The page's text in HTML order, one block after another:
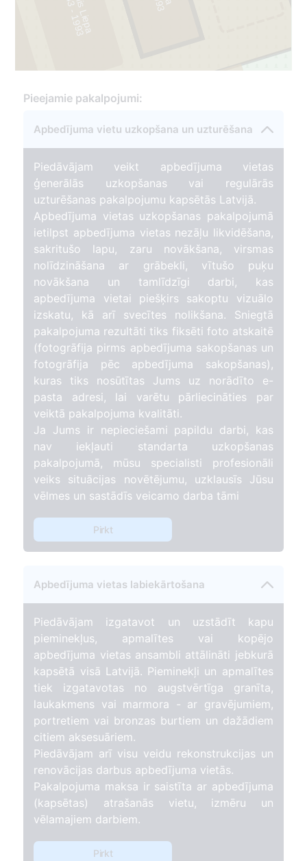
433
1
3
Pieejamie pakalpojumi:
Apbedījuma vietu uzkopšana un uzturēšana
Piedāvājam veikt apbedījuma vietas
ģenerālās uzkopšanas vai regulārās
uzturēšanas pakalpojumu kapsētās Latvijā.
Apbedījuma vietas uzkopšanas pakalpojumā
ietilpst apbedījuma vietas nezāļu likvidēšana,
sakritušo lapu, zaru novākšana, virsmas
nolīdzināšana ar grābekli, vītušo puķu
novākšana un tamlīdzīgi darbi, kas
apbedījuma vietai piešķirs sakoptu vizuālo
izskatu, kā arī svecītes nolikšana. Sniegtā
pakalpojuma rezultāti tiks fiksēti foto atskaitē
(fotogrāfija pirms apbedījuma sakopšanas un
fotogrāfija pēc apbedījuma sakopšanas),
kuras tiks nosūtītas Jums uz norādīto e-
pasta adresi, lai varētu pārliecināties par
veiktā pakalpojuma kvalitāti.
Ja Jums ir nepieciešami papildu darbi, kas
nav iekļauti standarta uzkopšanas
pakalpojumā, mūsu specialisti profesionāli
veiks situācijas novētējumu, uzklausīs Jūsu
vēlmes un sastādīs veicamo darba tāmi
Pirkt
Apbedījuma vietas labiekārtošana
Piedāvājam izgatavot un uzstādīt kapu
pieminekļus, apmalītes vai kopējo
apbedījuma vietas ansambli attālināti jebkurā
kapsētā visā Latvijā. Pieminekļi un apmalītes
tiek izgatavotas no augstvērtīga granīta,
laukakmens vai marmora - ar gravējumiem,
portretiem vai bronzas burtiem un dažādiem
citiem aksesuāriem.
Piedāvājam arī visu veidu rekonstrukcijas un
renovācijas darbus apbedījuma vietās.
Pakalpojuma maksa ir saistīta ar apbedījuma
(kapsētas) atrašanās vietu, izmēru un
vēlamajiem darbiem.
Pirkt